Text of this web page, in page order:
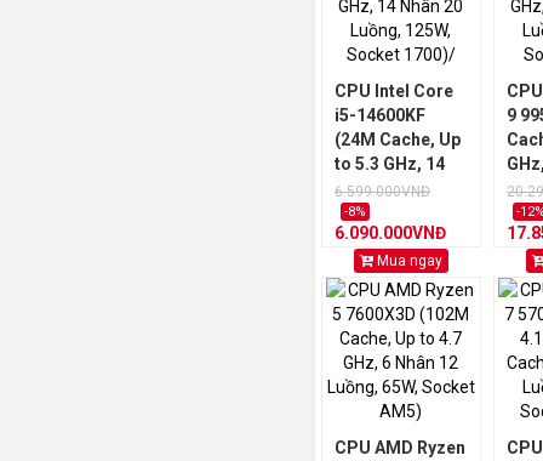
CPU Intel Core
i5-14600KF
(24M Cache, Up
to 5.3 GHz, 14
Nhân 20 Luồng,
125W, Socket
1700)/ TRAY
6.599.000VNĐ
-8%
6.090.000VNĐ
Mua ngay
9
-
CPU AMD Ryzen